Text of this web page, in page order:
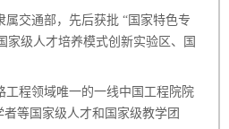
属交通部，先后获批 “国家特色专
家级人才培养模式创新实验区、国
工程领域唯一的一线中国工程院院
等国家级人才和国家级教学团